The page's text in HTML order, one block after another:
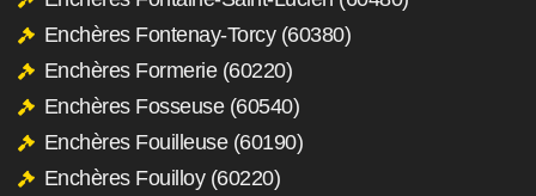
Enchères Fontenay-Torcy (60380)
Enchères Formerie (60220)
Enchères Fosseuse (60540)
Enchères Fouilleuse (60190)
Enchères Fouilloy (60220)